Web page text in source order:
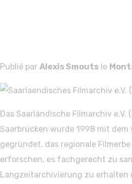
Publié par Alexis Smouts le
Das Saarländische Filmarchiv e.V.
Saarbrücken wurde 1998 mit dem
gegründet, das regionale
erforschen, es fachgerecht zu
Langzeitarchivierung zu erhalten